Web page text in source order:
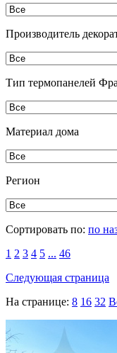
Производитель
Тип термопанелей
Материал дома
Регион
Сортировать по: по
1 2 3 4 5 ... 46
Следующая страница
На странице: 8 16 32